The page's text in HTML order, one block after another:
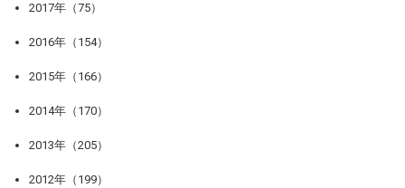
2017年（75）
2016年（154）
2015年（166）
2014年（170）
2013年（205）
2012年（199）